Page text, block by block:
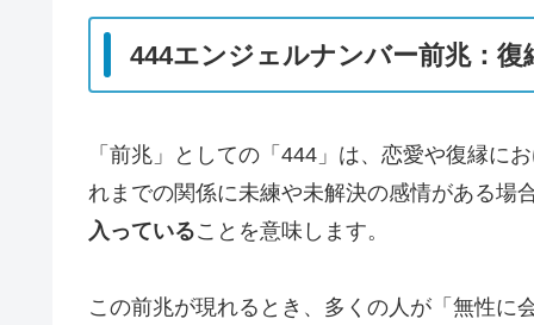
444エンジェルナンバー前兆：
「前兆」としての「444」は、恋愛や復縁に
れまでの関係に未練や未解決の感情がある場
入っていることを意味します。
この前兆が現れるとき、多くの人が「無性に